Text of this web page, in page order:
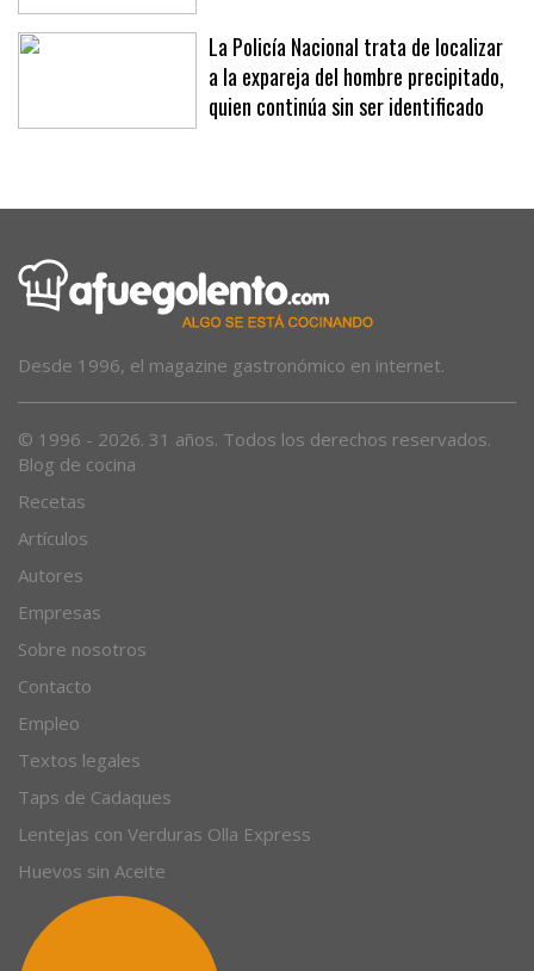
La Policía Nacional trata de localizar
a la expareja del hombre precipitado,
Blog de cocina
Recetas
Artículos
Autores
Empresas
Sobre nosotros
Contacto
Empleo
Textos legales
Taps de Cadaques
Lentejas con Verduras Olla Express
Huevos sin Aceite